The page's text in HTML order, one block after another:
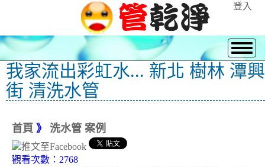
登入
我家流出彩虹水... 新北 樹林 潭興
街 清洗水管
首頁 》 洗水管 案例
觀看次數：2768